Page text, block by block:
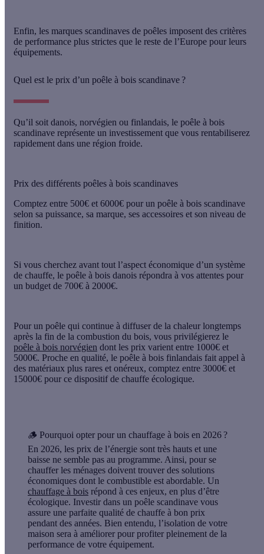
Enfin, les marques scandinaves de poêles imposent des critères
de performance plus strictes que le reste de l’Europe pour leurs
équipements.
Quel est le prix d’un poêle à bois scandinave ?
Qu’il soit danois, norvégien ou finlandais, le poêle à bois
scandinave représente un investissement que vous rentabiliserez
rapidement dans une région froide.
Prix des différents poêles à bois scandinaves
Comptez entre 500€ et 6000€ pour un poêle à bois scandinave
selon sa puissance, sa marque, ses accessoires et son niveau de
finition.
Si vous cherchez avant tout l’aspect économique d’un système
de chauffe, le poêle à bois danois répondra à vos attentes pour
un budget de 700€ à 2000€.
Pour un poêle qui continue à diffuser de la chaleur longtemps
après la fin de la combustion du bois, vous privilégierez le
poêle à bois norvégien dont les prix varient entre 1000€ et
5000€. Proche en qualité, le poêle à bois finlandais fait appel à
des matériaux plus rares et onéreux, comptez entre 3000€ et
15000€ pour ce dispositif de chauffe écologique.
🪵 Pourquoi opter pour un chauffage à bois en 2026 ?
En 2026, les prix de l’énergie sont très hauts et une
baisse ne semble pas au programme. Ainsi, pour se
chauffer les ménages doivent trouver des solutions
économiques dont le combustible est abordable. Un
chauffage à bois répond à ces enjeux, en plus d’être
écologique. Investir dans un poêle scandinave vous
assure une parfaite qualité de chauffe à bon prix
pendant des années. Bien entendu, l’isolation de votre
maison sera à améliorer pour profiter pleinement de la
performance de votre équipement.